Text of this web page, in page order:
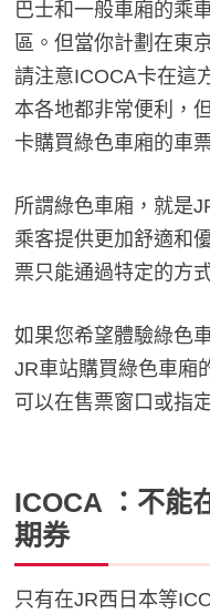
巴士和一般車廂的乘
區。但當你計劃在東
請注意ICOCA卡在這
本各地都非常便利，
卡購買綠色車廂的車
所謂綠色車廂，就是
乘客提供更加舒適和
票只能通過特定的方
如果您希望體驗綠色
JR車站購買綠色車廂
可以在售票窗口或指
ICOCA ：不能
期券
只有在JR西日本等